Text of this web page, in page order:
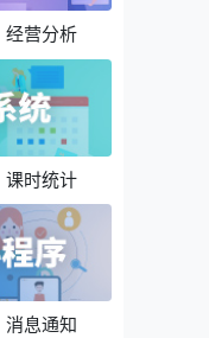
经营分析
课时统计
消息通知